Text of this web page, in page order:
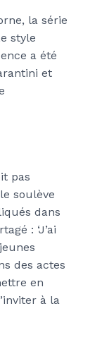
la série
style
a été
et
pas
soulève
dans
: ‘J’ai
des actes
en
à la